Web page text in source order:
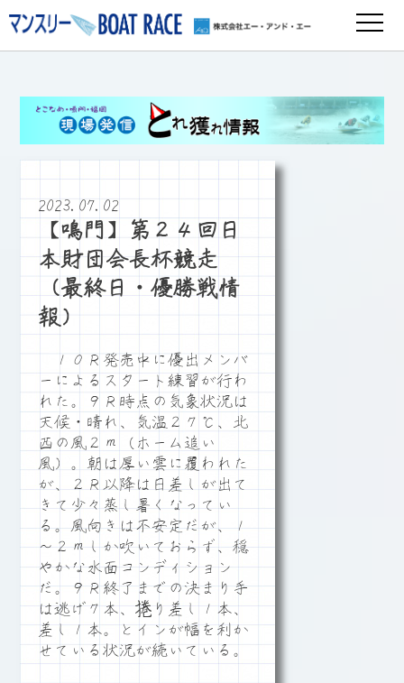
2023.07.02
【鳴門】第２４回日
本財団会長杯競走
（最終日・優勝戦情
報）
１０Ｒ発売中に優出メンバ
ーによるスタート練習が行わ
れた。９Ｒ時点の気象状況は
天候・晴れ、気温２７℃、北
西の風２ｍ（ホーム追い
風）。朝は厚い雲に覆われた
が、２Ｒ以降は日差しが出て
きて少々蒸し暑くなってい
る。風向きは不安定だが、１
～２ｍしか吹いておらず、穏
やかな水面コンディション
だ。９Ｒ終了までの決まり手
は逃げ７本、捲り差し１本、
差し１本。とインが幅を利か
せている状況が続いている。